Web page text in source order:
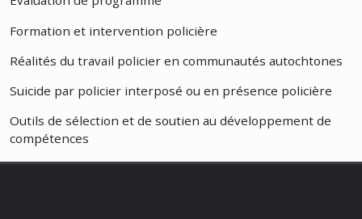
Formation et intervention policière
Réalités du travail policier en communautés autochtones
Suicide par policier interposé ou en présence policière
Outils de sélection et de soutien au développement de
compétences